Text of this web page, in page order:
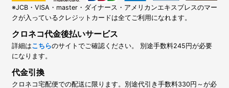
※JCB・VISA・master・ダイナース・アメリカンエキスプレスのマー
クが入っているクレジットカードは全てご利用になれます。
クロネコ代金後払いサービス
詳細はこちらのサイトでご確認ください。 別途手数料245円が必要
になります。
代金引換
クロネコ宅配便での配送に限ります。別途代引き手数料330円～が必